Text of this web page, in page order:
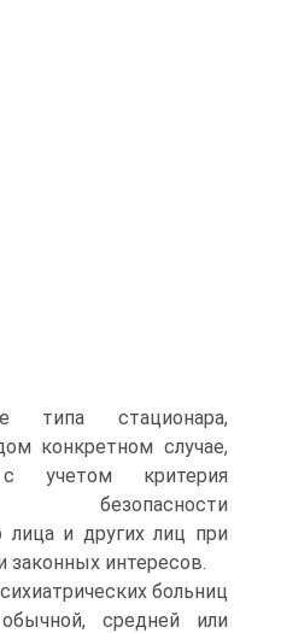
стационара,
конкретном случае,
учетом критерия
лица и других лиц при
законных интересов.
больниц
средней или